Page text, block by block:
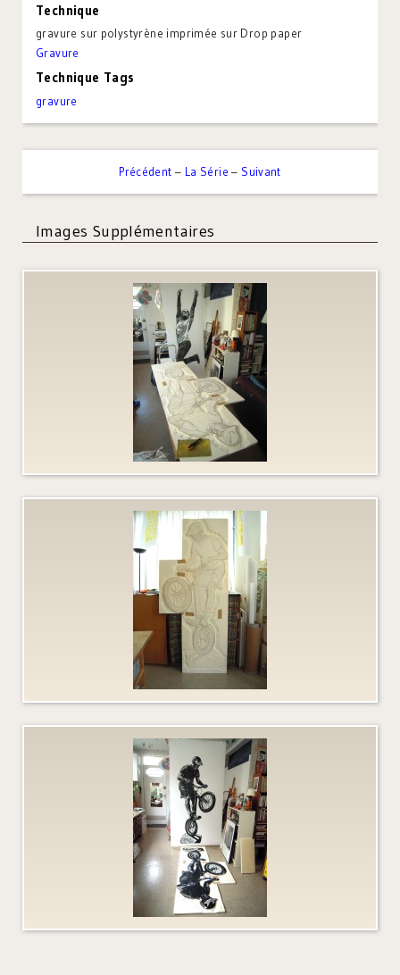
Technique
gravure sur polystyrène imprimée sur Drop paper
Gravure
Technique Tags
gravure
Précédent – La Série – Suivant
Images Supplémentaires